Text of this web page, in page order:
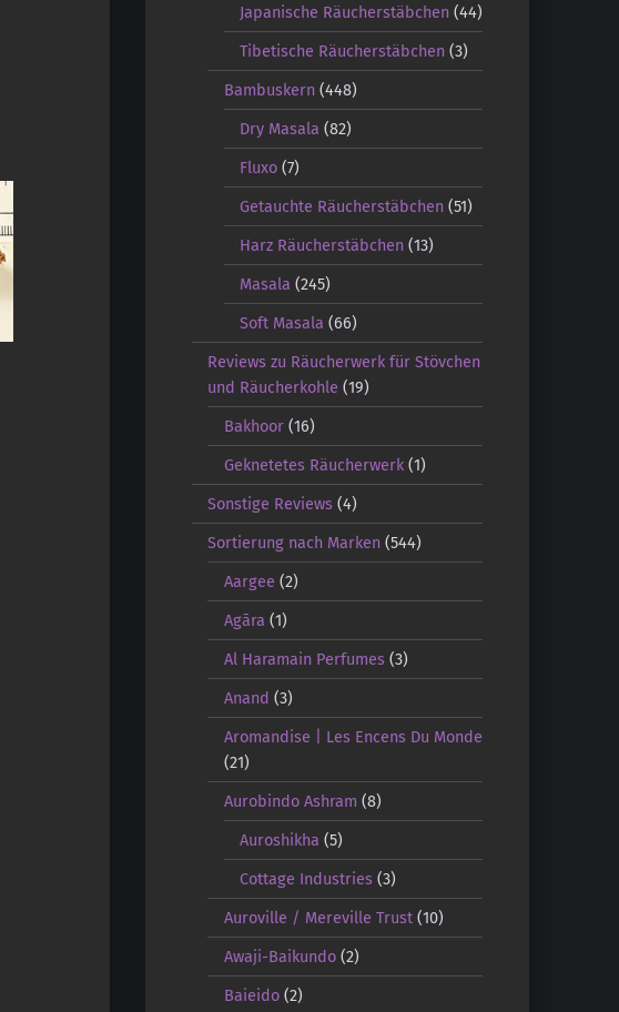
Japanische Räucherstäbchen (44)
Tibetische Räucherstäbchen (3)
Bambuskern(448)
Dry Masala (82)
Fluxo (7)
Getauchte Räucherstäbchen (51)
Harz Räucherstäbchen (13)
Masala (245)
Soft Masala (66)
Reviews zu Räucherwerk für Stövchen
und Räucherkohle (19)
Bakhoor(16)
Geknetetes Räucherwerk(1)
Sonstige Reviews (4)
Sortierung nach Marken (544)
Aargee (2)
Agāra (1)
Al Haramain Perfumes(3)
Anand (3)
Aromandise | Les Encens Du Monde
(21)
Aurobindo Ashram (8)
Auroshikha (5)
Cottage Industries (3)
Auroville / Mereville Trust(10)
Awaji-Baikundo(2)
Baieido(2)